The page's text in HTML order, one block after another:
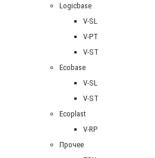
Logicbase
V-SL
V-PT
V-ST
Ecobase
V-SL
V-ST
Ecoplast
V-RP
Прочее